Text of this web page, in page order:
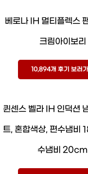
베로나 IH 멀티플렉스
크림아이보리
10,894개 후기 보러가
퀸센스 벨라 IH 인덕션
트, 혼합색상, 편수냄비
수냄비 20cm